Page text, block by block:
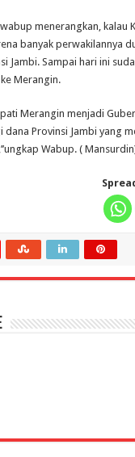
menerangkan, kalau
banyak perwakilannya
Jambi. Sampai hari ini
Merangin.
Merangin menjadi
dana Provinsi Jambi yang
Wabup. (